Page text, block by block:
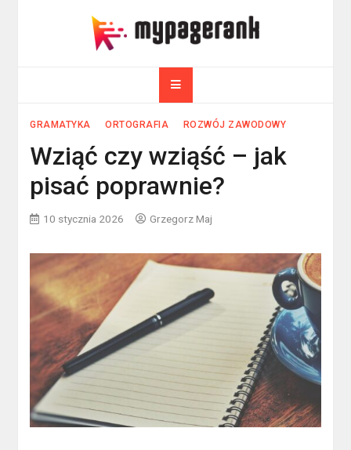
myPageRank.pl
GRAMATYKA ORTOGRAFIA ROZWÓJ ZAWODOWY
Wziąć czy wziąść – jak
pisać poprawnie?
10 stycznia 2026 Grzegorz Maj